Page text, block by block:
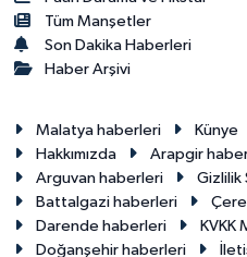
Tüm Manşetler
Son Dakika Haberleri
Haber Arşivi
Malatya haberleri Künye
Hakkımızda
Arapgir
Arguvan haberleri
Gizlilik
Battalgazi haberleri
Darende haberleri
KVKK
Doğanşehir haberleri